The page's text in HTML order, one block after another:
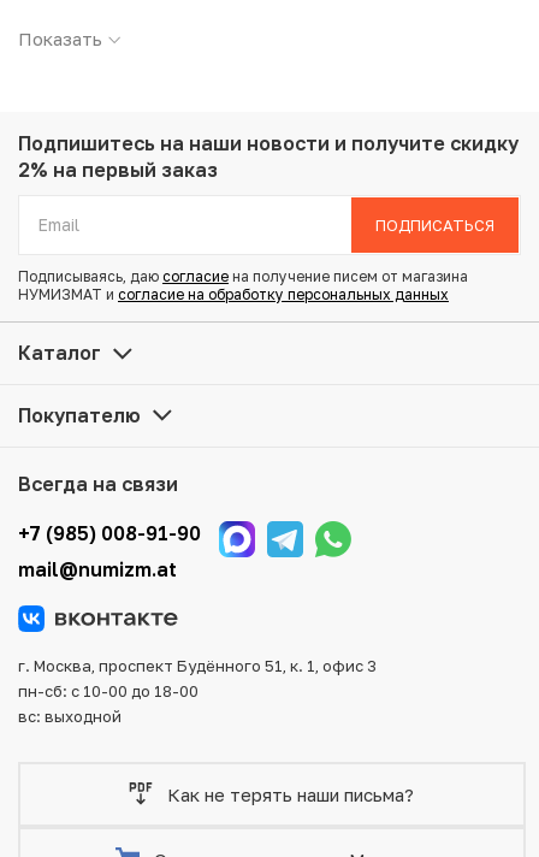
Страна: Гонконг
Вес: 3.95 г
Диаметр: 22 мм
Состояние: VF
Купить 1 цент 1933 года Гонконг по привлекательной
цене можно в нашем интернет-магазине — Вам
достаточно оформить заказ на сайте. Все монеты,
Для вашего удобства представлены несколько способов
оплаты и доставки заказа. Все отправления надежно и
тщательно упаковываются, что исключает возможность
повреждения во время доставки.
Показать
Подпишитесь на наши новости и получите скидку
2% на первый заказ
ПОДПИСАТЬСЯ
Подписываясь, даю согласие на получение писем от магазина
НУМИЗМАТ и согласие на обработку персональных данных
Каталог
Покупателю
Всегда на связи
+7 (985) 008-91-90
mail@numizm.at
г. Москва, проспект Будённого 51, к. 1, офис 3
пн-сб: с 10-00 до 18-00
вс: выходной
Как не терять наши письма?